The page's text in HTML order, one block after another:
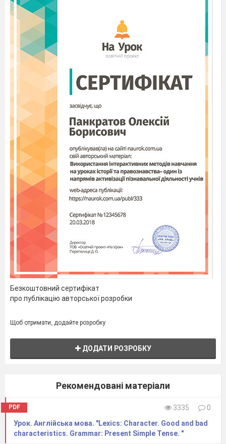
Безкоштовний сертифікат
про публікацію авторської розробки
Щоб отримати, додайте розробку
ДОДАТИ РОЗРОБКУ
Рекомендовані матеріали
PDF 3335
0
Урок. Англійська мова. "Lexics: Character. Good and bad
characteristics. Grammar: Present Simple Tense. "